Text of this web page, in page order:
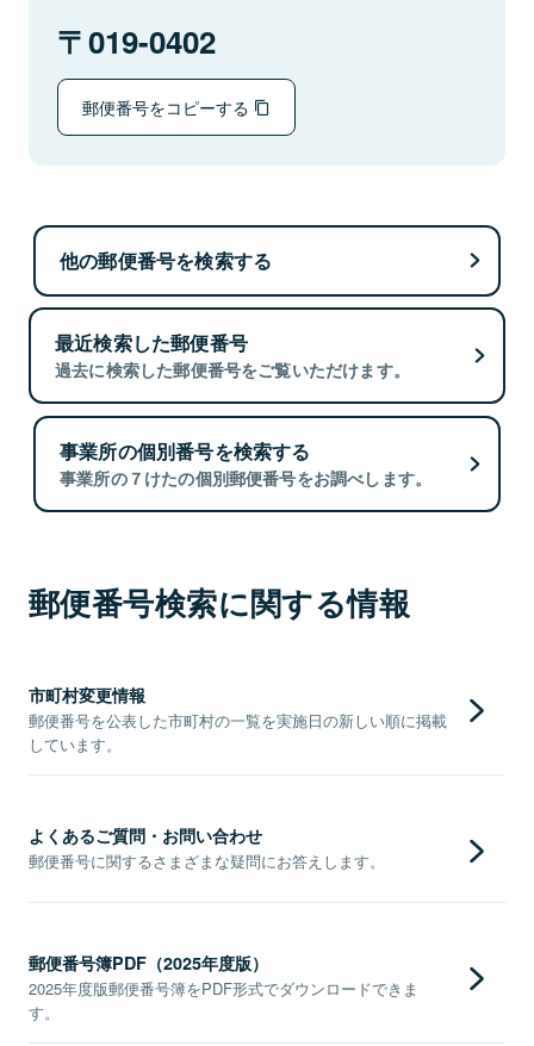
019-0402
郵便番号をコピーする
他の郵便番号を検索する
最近検索した郵便番号
過去に検索した郵便番号をご覧いただけます。
事業所の個別番号を検索する
事業所の７けたの個別郵便番号をお調べします。
郵便番号検索に関する情報
市町村変更情報
郵便番号を公表した市町村の一覧を実施日の新しい順に掲載
しています。
よくあるご質問・お問い合わせ
郵便番号に関するさまざまな疑問にお答えします。
郵便番号簿PDF（2025年度版）
2025年度版郵便番号簿をPDF形式でダウンロードできま
す。